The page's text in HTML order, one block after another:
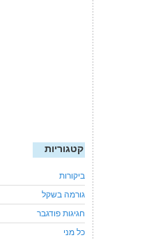
קטגוריות
ביקורות
גורמה בשקל
חגיגות פודגבר
כל מני